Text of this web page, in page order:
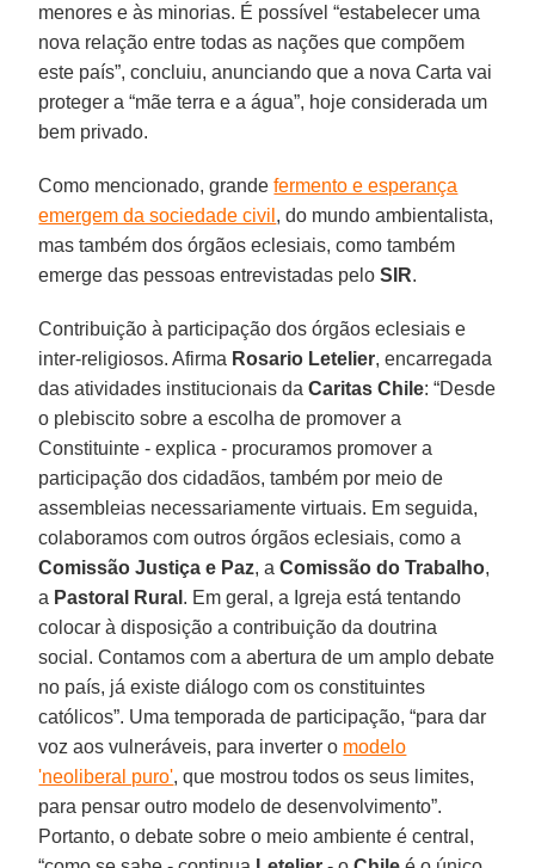
menores e às minorias. É possível “estabelecer uma
nova relação entre todas as nações que compõem
este país”, concluiu, anunciando que a nova Carta vai
proteger a “mãe terra e a água”, hoje considerada um
bem privado.
Como mencionado, grandefermento e esperança
emergem da sociedade civil , do mundo ambientalista,
mas também dos órgãos eclesiais, como também
emerge das pessoas entrevistadas peloSIR.
Contribuição à participação dos órgãos eclesiais e
inter-religiosos. Afirma Rosario Letelier, encarregada
das atividades institucionais daCaritas Chile: “Desde
o plebiscito sobre a escolha de promover a
Constituinte - explica - procuramos promover a
participação dos cidadãos, também por meio de
assembleias necessariamente virtuais. Em seguida,
colaboramos com outros órgãos eclesiais, como a
Comissão Justiça e Paz, aComissão do Trabalho,
a Pastoral Rural . Em geral, a Igreja está tentando
colocar à disposição a contribuição da doutrina
social. Contamos com a abertura de um amplo debate
no país, já existe diálogo com os constituintes
católicos”. Uma temporada de participação, “para dar
voz aos vulneráveis, para inverter o modelo
'neoliberal puro', que mostrou todos os seus limites,
para pensar outro modelo de desenvolvimento”.
Portanto, o debate sobre o meio ambiente é central,